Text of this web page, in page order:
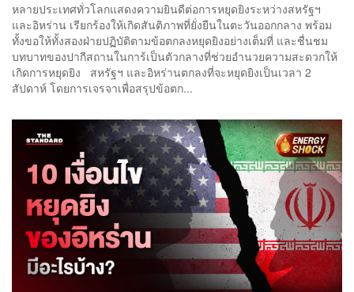
หลายประเทศทั่วโลกแสดงความยินดีต่อการหยุดยิงระหว่างสหรัฐฯ
และอิหร่าน เรียกร้องให้เกิดสันติภาพที่ยั่งยืนในตะวันออกกลาง พร้อม
ทั้งขอให้ทั้งสองฝ่ายปฏิบัติตามข้อตกลงหยุดยิงอย่างเต็มที่ และชื่นชม
บทบาทของปากีสถานในการ้เป็นตัวกลางที่ช่วยอำนวยความสะดวกให้
เกิดการหยุดยิง สหรัฐฯ และอิหร่านตกลงที่จะหยุดยิงเป็นเวลา 2
สัปดาห์ โดยการเจรจาเพื่อสรุปข้อตก...